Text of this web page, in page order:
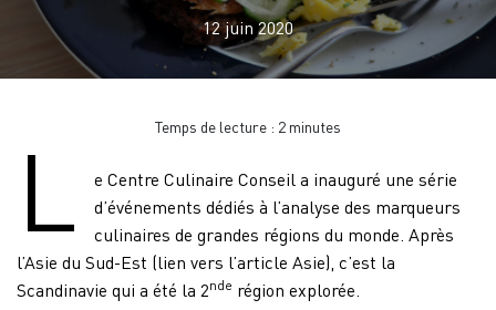
12 juin 2020
Temps de lecture : 2 minutes
L
e Centre Culinaire Conseil a inauguré une série
d’événements dédiés à l’analyse des marqueurs
culinaires de grandes régions du monde. Après
l’Asie du Sud-Est (lien vers l’article Asie), c’est la
Scandinavie qui a été la 2nde région explorée.